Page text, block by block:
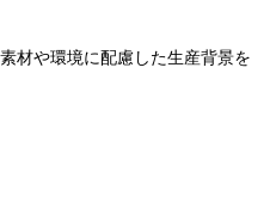
素材や環境に配慮した生産背景を